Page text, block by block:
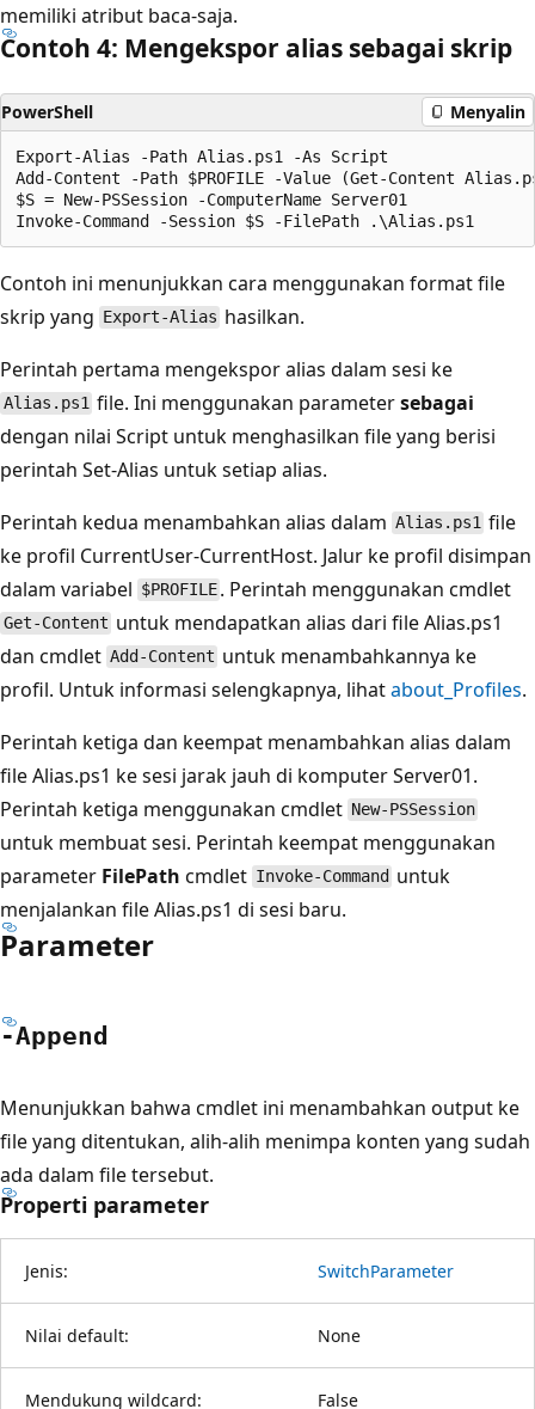
memiliki atribut baca-saja.
Contoh 4: Mengekspor alias sebagai skrip
PowerShell Menyalin
Export-Alias -Path Alias.ps1 -As Script
Add-Content -Path $PROFILE -Value (Get-Content
$S = New-PSSession -ComputerName Server01
Contoh ini menunjukkan cara menggunakan format file
skrip yang Export-Alias hasilkan.
Perintah pertama mengekspor alias dalam sesi ke
Alias.ps1 file. Ini menggunakan parametersebagai
dengan nilai Script untuk menghasilkan file yang berisi
perintah Set-Alias untuk setiap alias.
Perintah kedua menambahkan alias dalam Alias.ps1 file
ke profil CurrentUser-CurrentHost. Jalur ke profil disimpan
dalam variabel $PROFILE . Perintah menggunakan cmdlet
Get-Content untuk mendapatkan alias dari file Alias.ps1
dan cmdlet Add-Content untuk menambahkannya ke
profil. Untuk informasi selengkapnya, lihatabout_Profiles.
Perintah ketiga dan keempat menambahkan alias dalam
file Alias.ps1 ke sesi jarak jauh di komputer Server01.
Perintah ketiga menggunakan cmdlet New-PSSession
untuk membuat sesi. Perintah keempat menggunakan
parameter FilePath cmdlet Invoke-Command untuk
menjalankan file Alias.ps1 di sesi baru.
Parameter
-Append
Menunjukkan bahwa cmdlet ini menambahkan output ke
file yang ditentukan, alih-alih menimpa konten yang sudah
ada dalam file tersebut.
Properti parameter
Jenis: SwitchParameter
Nilai default: None
Mendukung wildcard: False